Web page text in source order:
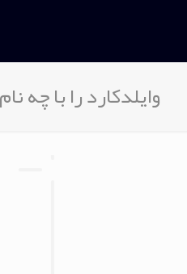
وایلدکارد را با چه